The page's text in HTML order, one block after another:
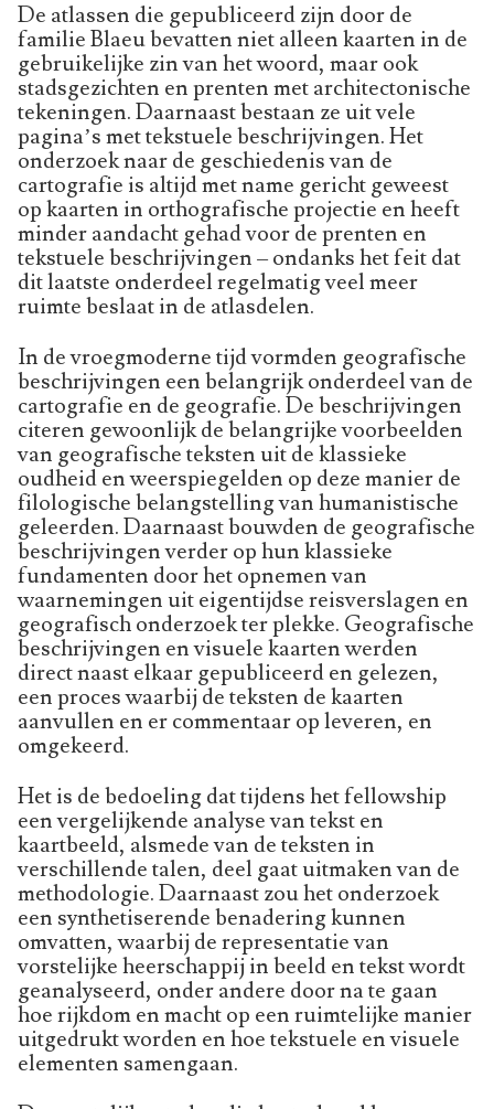
De atlassen die gepubliceerd zijn door de
familie Blaeu bevatten niet alleen kaarten in de
gebruikelijke zin van het woord, maar ook
stadsgezichten en prenten met architectonische
tekeningen. Daarnaast bestaan ze uit vele
pagina’s met tekstuele beschrijvingen. Het
onderzoek naar de geschiedenis van de
cartografie is altijd met name gericht geweest
op kaarten in orthografische projectie en heeft
minder aandacht gehad voor de prenten en
tekstuele beschrijvingen – ondanks het feit dat
dit laatste onderdeel regelmatig veel meer
ruimte beslaat in de atlasdelen.
In de vroegmoderne tijd vormden geografische
beschrijvingen een belangrijk onderdeel van de
cartografie en de geografie. De beschrijvingen
citeren gewoonlijk de belangrijke voorbeelden
van geografische teksten uit de klassieke
oudheid en weerspiegelden op deze manier de
filologische belangstelling van humanistische
geleerden. Daarnaast bouwden de geografische
beschrijvingen verder op hun klassieke
fundamenten door het opnemen van
waarnemingen uit eigentijdse reisverslagen en
geografisch onderzoek ter plekke. Geografische
beschrijvingen en visuele kaarten werden
direct naast elkaar gepubliceerd en gelezen,
een proces waarbij de teksten de kaarten
aanvullen en er commentaar op leveren, en
omgekeerd.
Het is de bedoeling dat tijdens het fellowship
een vergelijkende analyse van tekst en
kaartbeeld, alsmede van de teksten in
verschillende talen, deel gaat uitmaken van de
methodologie. Daarnaast zou het onderzoek
een synthetiserende benadering kunnen
omvatten, waarbij de representatie van
vorstelijke heerschappij in beeld en tekst wordt
geanalyseerd, onder andere door na te gaan
hoe rijkdom en macht op een ruimtelijke manier
uitgedrukt worden en hoe tekstuele en visuele
elementen samengaan.